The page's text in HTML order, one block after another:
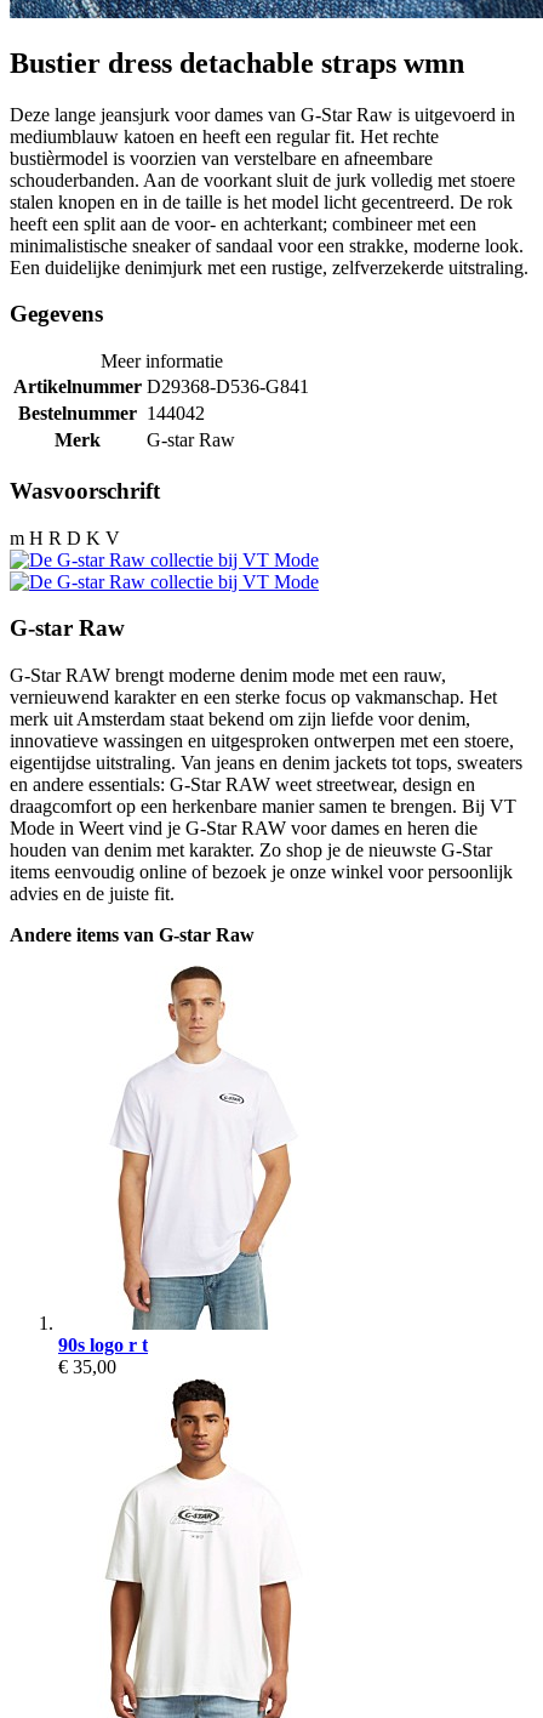
Bustier dress detachable straps wmn
Deze lange jeansjurk voor dames van G-Star Raw is uitgevoerd in
mediumblauw katoen en heeft een regular fit. Het rechte
bustièrmodel is voorzien van verstelbare en afneembare
schouderbanden. Aan de voorkant sluit de jurk volledig met stoere
stalen knopen en in de taille is het model licht gecentreerd. De rok
heeft een split aan de voor- en achterkant; combineer met een
minimalistische sneaker of sandaal voor een strakke, moderne look.
Een duidelijke denimjurk met een rustige, zelfverzekerde uitstraling.
Gegevens
Meer informatie
Artikelnummer D29368-D536-G841
Bestelnummer 144042
Merk
G-star Raw
Wasvoorschrift
m H R D K V
G-star Raw
G-Star RAW brengt moderne denim mode met een rauw,
vernieuwend karakter en een sterke focus op vakmanschap. Het
merk uit Amsterdam staat bekend om zijn liefde voor denim,
innovatieve wassingen en uitgesproken ontwerpen met een stoere,
eigentijdse uitstraling. Van jeans en denim jackets tot tops, sweaters
en andere essentials: G-Star RAW weet streetwear, design en
draagcomfort op een herkenbare manier samen te brengen. Bij VT
Mode in Weert vind je G-Star RAW voor dames en heren die
houden van denim met karakter. Zo shop je de nieuwste G-Star
items eenvoudig online of bezoek je onze winkel voor persoonlijk
advies en de juiste fit.
Andere items van G-star Raw
90s logo r t
€ 35,00